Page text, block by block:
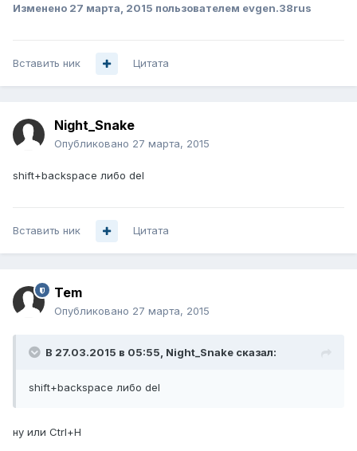
Изменено 27 марта, 2015 пользователем evgen.38rus
Вставить ник Цитата
Night_Snake
Опубликовано 27 марта, 2015
shift+backspace либо del
Вставить ник Цитата
Tem
Опубликовано 27 марта, 2015
В 27.03.2015 в 05:55, Night_Snake сказал:
shift+backspace либо del
ну или Ctrl+H